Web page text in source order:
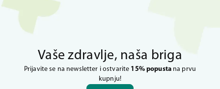
Vaše zdravlje, naša briga
Prijavite se na newsletter i ostvarite 15% popustana prvu
kupnju!